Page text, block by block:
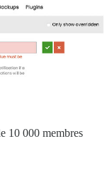
10 000 membres